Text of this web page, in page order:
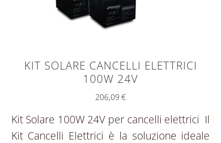
KIT SOLARE CANCELLI ELETTRICI
100W 24V
206,09€
Kit Solare 100W 24V per cancelli elettrici Il
Kit Cancelli Elettrici è la soluzione ideale